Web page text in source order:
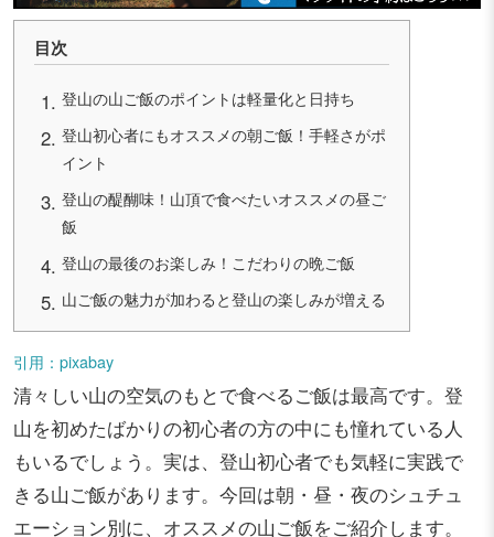
目次
登山の山ご飯のポイントは軽量化と日持ち
登山初心者にもオススメの朝ご飯！手軽さがポ
イント
登山の醍醐味！山頂で食べたいオススメの昼ご
飯
登山の最後のお楽しみ！こだわりの晩ご飯
山ご飯の魅力が加わると登山の楽しみが増える
引用：pixabay
清々しい山の空気のもとで食べるご飯は最高です。登
山を初めたばかりの初心者の方の中にも憧れている人
もいるでしょう。実は、登山初心者でも気軽に実践で
きる山ご飯があります。今回は朝・昼・夜のシュチュ
エーション別に、オススメの山ご飯をご紹介します。